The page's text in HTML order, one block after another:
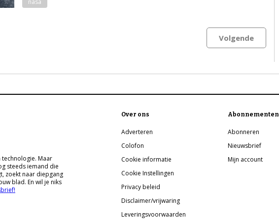
nasa
Volgende
Maar
steeds iemand die
zoekt naar diepgang
blad. En wil je niks
Over ons
Adverteren
Colofon
Cookie informatie
Cookie Instellingen
Privacy beleid
Disclaimer/vrijwaring
Leveringsvoorwaarden
Abonnementen
Abonneren
Nieuwsbrief
Mijn account